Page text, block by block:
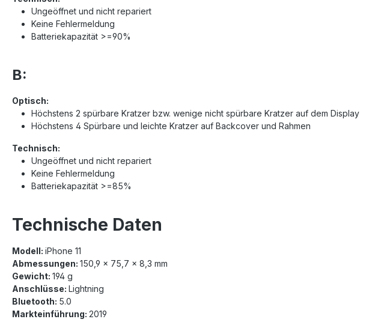
Ungeöffnet und nicht repariert
Keine Fehlermeldung
Batteriekapazität >=90%
B:
Optisch:
Höchstens 2 spürbare Kratzer bzw. wenige nicht spürbare Kratzer auf dem Display
Höchstens 4 Spürbare und leichte Kratzer auf Backcover und Rahmen
Technisch:
Ungeöffnet und nicht repariert
Keine Fehlermeldung
Batteriekapazität >=85%
Technische Daten
Modell: iPhone 11
Abmessungen: 150,9 x 75,7 x 8,3 mm
Gewicht: 194 g
Anschlüsse: Lightning
Bluetooth: 5.0
Markteinführung: 2019